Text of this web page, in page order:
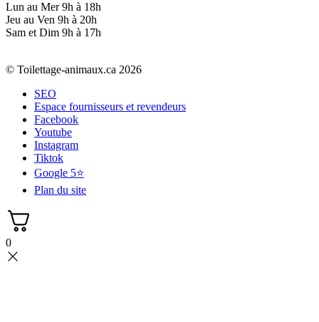
Lun au Mer 9h à 18h
Jeu au Ven 9h à 20h
Sam et Dim 9h à 17h
© Toilettage-animaux.ca 2026
SEO
Espace fournisseurs et revendeurs
Facebook
Youtube
Instagram
Tiktok
Google 5⭐
Plan du site
0